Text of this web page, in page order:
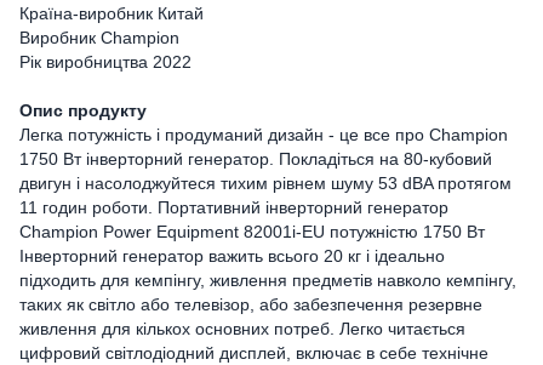
Країна-виробник Китай
Виробник Champion
Рік виробництва 2022
Опис продукту
Легка потужність і продуманий дизайн - це все про Champion
1750 Вт інверторний генератор. Покладіться на 80-кубовий
двигун і насолоджуйтеся тихим рівнем шуму 53 dBA протягом
11 годин роботи. Портативний інверторний генератор
Champion Power Equipment 82001i-EU потужністю 1750 Вт
Інверторний генератор важить всього 20 кг і ідеально
підходить для кемпінгу, живлення предметів навколо кемпінгу,
таких як світло або телевізор, або забезпечення резервне
живлення для кількох основних потреб. Легко читається
цифровий світлодіодний дисплей, включає в себе технічне